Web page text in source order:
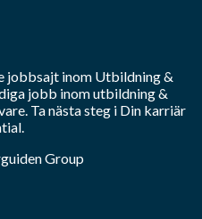
jobbsajt inom Utbildning &
jobb inomutbildning &
Ta nästa steg i Din karriär
Group